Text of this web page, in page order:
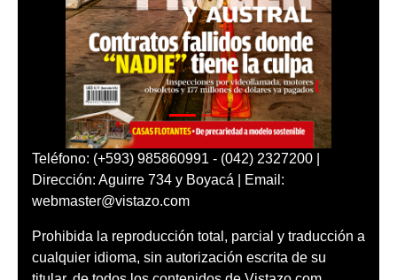
Teléfono: (+593) 985860991 - (042) 2327200 |
Dirección: Aguirre 734 y Boyacá | Email:
webmaster@vistazo.com
Prohibida la reproducción total, parcial y traducción a
cualquier idioma, sin autorización escrita de su